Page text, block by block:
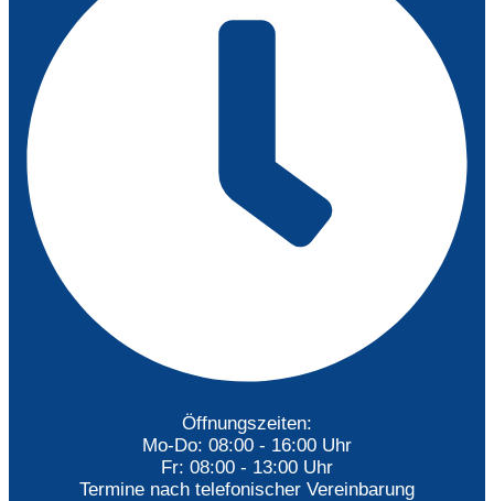
Öffnungszeiten:
Mo-Do: 08:00 - 16:00 Uhr
Fr: 08:00 - 13:00 Uhr
Termine nach telefonischer Vereinbarung